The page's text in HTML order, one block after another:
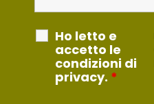
Ho letto e
accetto le
condizioni di
privacy. *